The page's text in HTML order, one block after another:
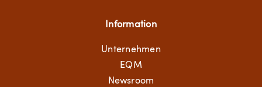
Information
Unternehmen
EQM
Newsroom